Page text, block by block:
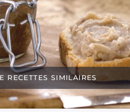
RECETTES SIMILAIRES